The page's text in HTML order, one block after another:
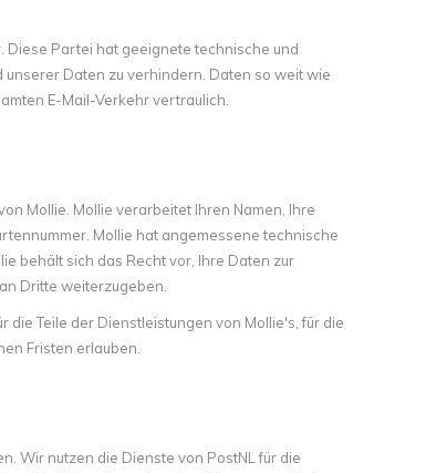
Partei hat geeignete technische und
Daten zu verhindern. Daten so weit wie
E-Mail-Verkehr vertraulich.
Mollie. Mollie verarbeitet Ihren Namen, Ihre
Mollie hat angemessene technische
behält sich das Recht vor, Ihre Daten zur
Dritte weiterzugeben.
Teile der Dienstleistungen von Mollie's, für die
Fristen erlauben.
Wir nutzen die Dienste von PostNL für die